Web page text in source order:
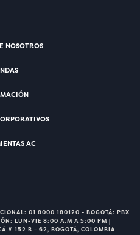
NOSOTROS
AC
01 8000 180120 - BOGOTÁ: PBX
LUN-VIE 8:00 A.M A 5:00 PM |
# 152 B - 62, BOGOTÁ, COLOMBIA